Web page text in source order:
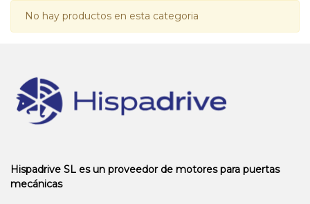
No hay productos en esta categoria
Hispadrive SL es un proveedor de motores para puertas
mecánicas